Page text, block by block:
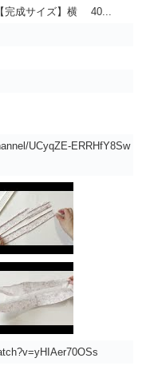
完成サイズ】横 40...
UCyqZE-ERRHfY8Sw